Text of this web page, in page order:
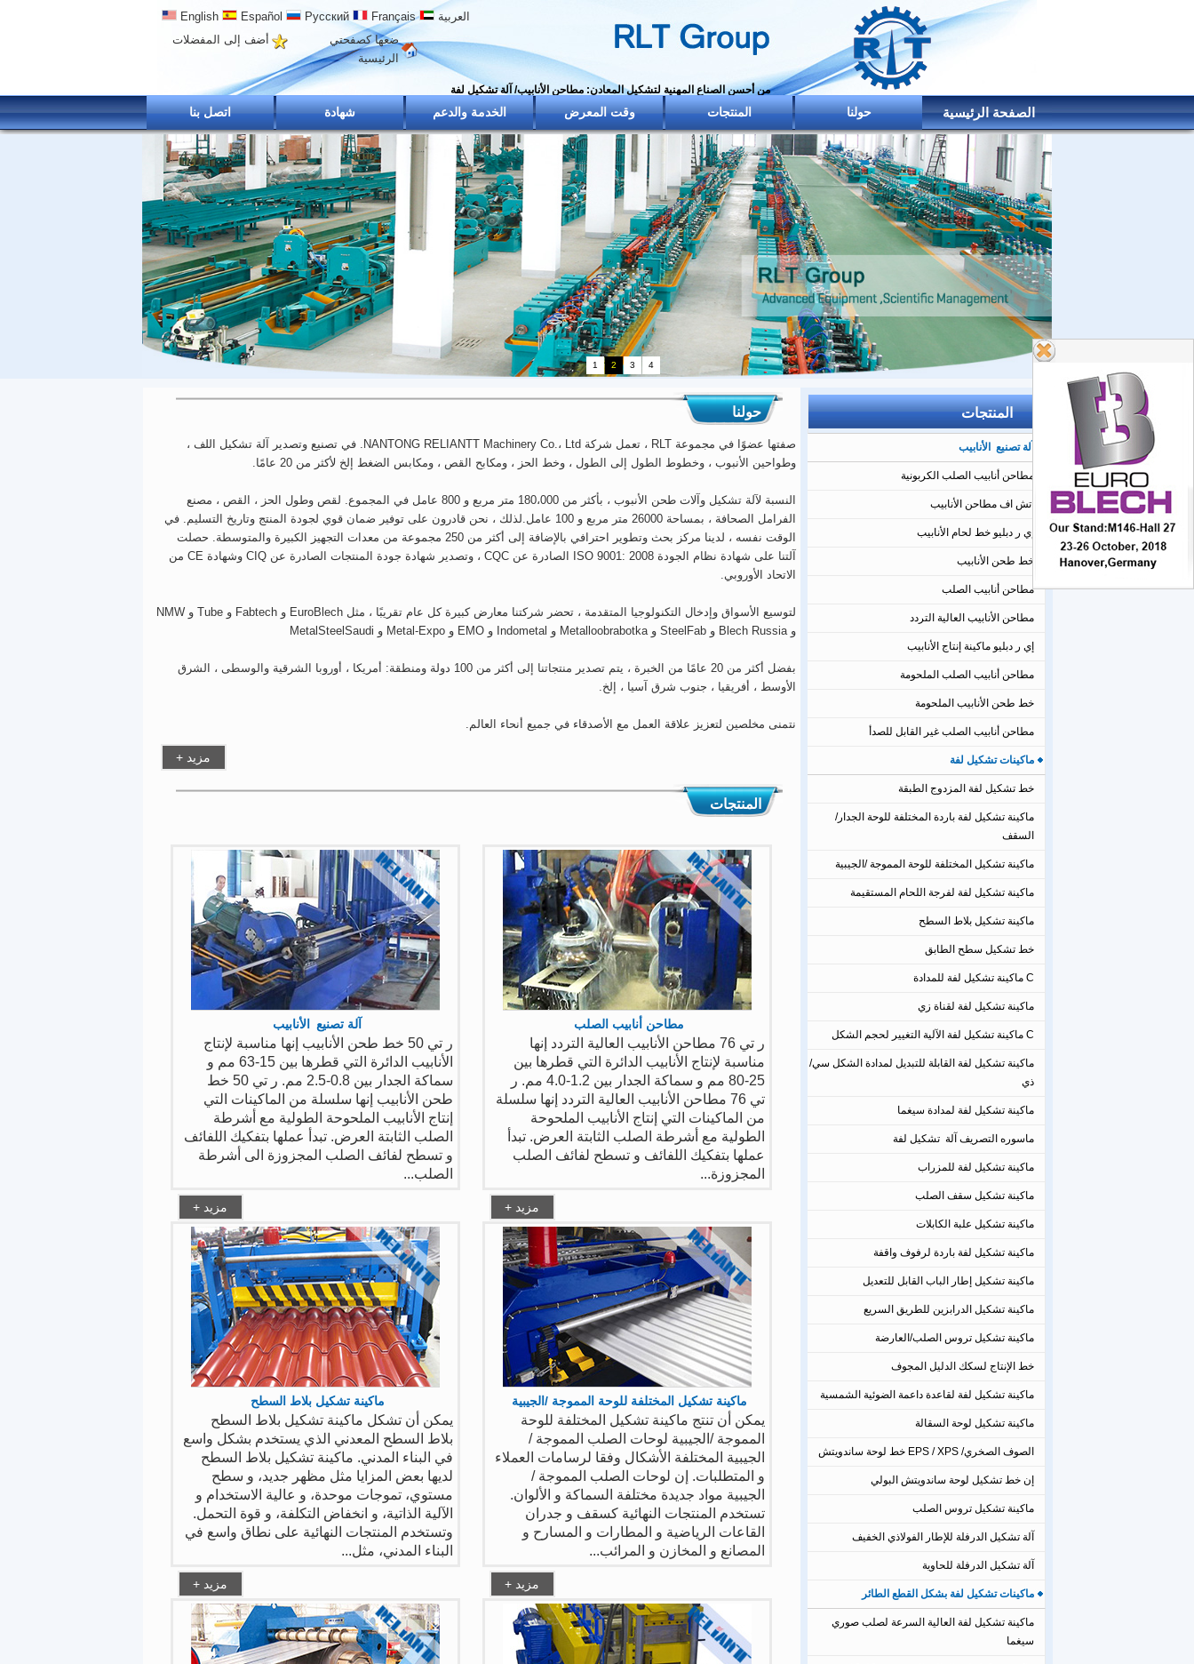
English Español Русский Français
العربية
أضف إلى المفضلات
ضعها كصفحتي
الرئيسية
من أحسن الصناع المهنية لتشكيل المعادن: مطاحن الأنابيب/ آلة تشكيل لفة
الصفحة الرئيسية حولنا المنتجات وقت المعرض الخدمة والدعم شهادة اتصل بنا
1 2 3 4
المنتجات
آلة تصنيع الأنابيب
مطاحن أنابيب الصلب الكربونية
اتش اف مطاحن الأنابيب
إي ر دبليو خط لحام الأنابيب
خط طحن الأنابيب
مطاحن أنابيب الصلب
مطاحن الأنابيب العالية التردد
إي ر دبليو ماكينة إنتاج الأنابيب
مطاحن أنابيب الصلب الملحومة
خط طحن الأنابيب الملحومة
مطاحن أنابيب الصلب غير القابل للصدأ
ماكينات تشكيل لفة
خط تشكيل لفة المزدوج الطبقة
ماكينة تشكيل لفة باردة المختلفة للوحة الجدار/
السقف
ماكينة تشكيل المختلفة للوحة المموجة /الجيبية
ماكينة تشكيل لفة لفرجة اللحام المستقيمة
ماكينة تشكيل بلاط السطح
خط تشكيل سطح الطابق
C ماكينة تشكيل لفة للمدادة
ماكينة تشكيل لفة لقناة زي
C ماكينة تشكيل لفة الآلية التغيير لحجم الشكل
ماكينة تشكيل لفة القابلة للتبديل لمدادة الشكل سي/
ذي
ماكينة تشكيل لفة لمدادة سيغما
ماسوره التصريف آلة تشكيل لفة
ماكينة تشكيل لفة للمزراب
ماكينة تشكيل سقف الصلب
ماكينة تشكيل علبة الكابلات
ماكينة تشكيل لفة باردة لرفوف واقفة
ماكينة تشكيل إطار الباب القابل للتعديل
ماكينة تشكيل الدرابزين للطريق السريع
ماكينة تشكيل تروس الصلب/العارضة
خط الإنتاج لسكك الدليل المجوف
ماكينة تشكيل لفة لقاعدة داعمة الضوئية الشمسية
ماكينة تشكيل لوحة السقالة
الصوف الصخري/ EPS / XPS خط لوحة ساندويتش
إن خط تشكيل لوحة ساندويتش البولي
ماكينة تشكيل تروس الصلب
آلة تشكيل الدرفلة للإطار الفولاذي الخفيف
آلة تشكيل الدرفلة للحاوية
ماكينات تشكيل لفة بشكل القطع الطائر
ماكينة تشكيل لفة العالية السرعة لصلب صوري
سيغما
حولنا
صفتها عضوًا في مجموعة RLT ، تعمل شركة NANTONG RELIANTT Machinery Co.، Ltd. في تصنيع وتصدير آلة تشكيل اللف ،
وطواحين الأنبوب ، وخطوط الطول إلى الطول ، وخط الحز ، ومكابح القص ، ومكابس الضغط إلخ لأكثر من 20 عامًا.
النسبة لآلة تشكيل وآلات طحن الأنبوب ، بأكثر من 180،000 متر مربع و 800 عامل في المجموع. لقص وطول الحز ، القص ، مصنع
الفرامل الصحافة ، بمساحة 26000 متر مربع و 100 عامل.لذلك ، نحن قادرون على توفير ضمان قوي لجودة المنتج وتاريخ التسليم. في
الوقت نفسه ، لدينا مركز بحث وتطوير احترافي بالإضافة إلى أكثر من 250 مجموعة من معدات التجهيز الكبيرة والمتوسطة. حصلت
آلتنا على شهادة نظام الجودة ISO 9001: 2008 الصادرة عن CQC ، وتصدير شهادة جودة المنتجات الصادرة عن CIQ وشهادة CE من
الاتحاد الأوروبي.
لتوسيع الأسواق وإدخال التكنولوجيا المتقدمة ، تحضر شركتنا معارض كبيرة كل عام تقريبًا ، مثل EuroBlech و Fabtech و Tube و NMW
و Blech Russia و SteelFab و Metalloobrabotka و Indometal و EMO و Metal-Expo و MetalSteelSaudi
بفضل أكثر من 20 عامًا من الخبرة ، يتم تصدير منتجاتنا إلى أكثر من 100 دولة ومنطقة: أمريكا ، أوروبا الشرقية والوسطى ، الشرق
الأوسط ، أفريقيا ، جنوب شرق آسيا ، إلخ.
نتمنى مخلصين لتعزيز علاقة العمل مع الأصدقاء في جميع أنحاء العالم.
+ مزيد
المنتجات
مطاحن أنابيب الصلب
ر تي 76 مطاحن الأنابيب العالية التردد إنها
مناسبة لإنتاج الأنابيب الدائرة التي قطرها بين
25-80 مم و سماكة الجدار بين 1.2-4.0 مم. ر
تي 76 مطاحن الأنابيب العالية التردد إنها سلسلة
من الماكينات التي إنتاج الأنابيب الملحوحة
الطولية مع أشرطة الصلب الثابتة العرض. تبدأ
عملها بتفكيك اللفائف و تسطح لفائف الصلب
المجزوزة...
+ مزيد
آلة تصنيع الأنابيب
ر تي 50 خط طحن الأنابيب إنها مناسبة لإنتاج
الأنابيب الدائرة التي قطرها بين 15-63 مم و
سماكة الجدار بين 0.8-2.5 مم. ر تي 50 خط
طحن الأنابيب إنها سلسلة من الماكينات التي
إنتاج الأنابيب الملحوحة الطولية مع أشرطة
الصلب الثابتة العرض. تبدأ عملها بتفكيك اللفائف
و تسطح لفائف الصلب المجزوزة الى أشرطة
الصلب...
+ مزيد
ماكينة تشكيل المختلفة للوحة المموجة /الجيبية
يمكن أن تنتج ماكينة تشكيل المختلفة للوحة
المموجة /الجيبية لوحات الصلب المموجة /
الجيبية المختلفة الأشكال وفقا لرسامات العملاء
و المتطلبات. إن لوحات الصلب المموجة /
الجيبية مواد جديدة مختلفة السماكة و الألوان.
تستخدم المنتجات النهائية كسقف و جدران
القاعات الرياضية و المطارات و المسارح و
المصانع و المخازن و المرائب...
+ مزيد
ماكينة تشكيل بلاط السطح
يمكن أن تشكل ماكينة تشكيل بلاط السطح
بلاط السطح المعدني الذي يستخدم بشكل واسع
في البناء المدني. ماكينة تشكيل بلاط السطح
لديها بعض المزايا مثل مظهر جديد، و سطح
مستوي، تموجات موحدة، و عالية الاستخدام و
الآلية الذاتية، و انخفاض التكلفة، و قوة التحمل.
وتستخدم المنتجات النهائية على نطاق واسع في
البناء المدني، مثل...
+ مزيد